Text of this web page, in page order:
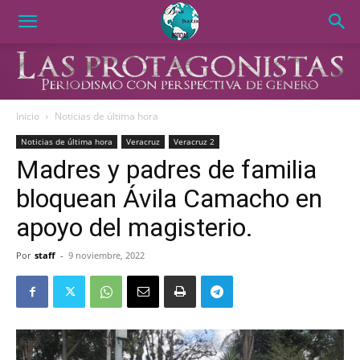
Inicio Noticias de última hora
Noticias de última hora Veracruz Veracruz 2
Madres y padres de familia
bloquean Ávila Camacho en
apoyo del magisterio.
Por staff - 9 noviembre, 2022